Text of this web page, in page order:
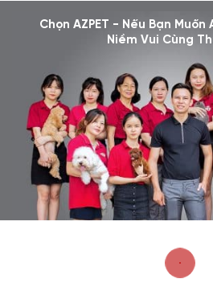
Chọn AZPET - Nếu Bạn Muốn
Niềm Vui Cùng